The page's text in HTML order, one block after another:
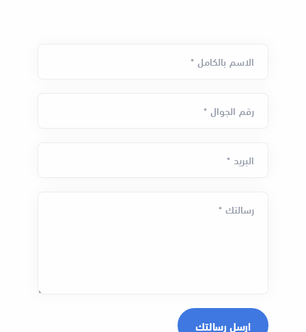
الاسم بالكامل *
رقم الجوال *
البريد *
رسالتك *